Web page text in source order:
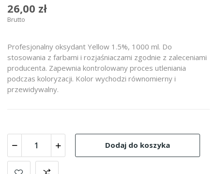
26,00 zł
Brutto
Profesjonalny oksydant Yellow 1.5%, 1000 ml. Do
stosowania z farbami i rozjaśniaczami zgodnie z zaleceniami
producenta. Zapewnia kontrolowany proces utleniania
podczas koloryzacji. Kolor wychodzi równomierny i
przewidywalny.
Dodaj do koszyka